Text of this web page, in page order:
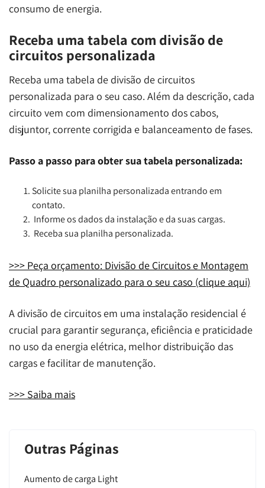
consumo de energia.
Receba uma tabela com divisão de
circuitos personalizada
Receba uma tabela de divisão de circuitos
personalizada para o seu caso. Além da descrição, cada
circuito vem com dimensionamento dos cabos,
disjuntor, corrente corrigida e balanceamento de fases.
Passo a passo para obter sua tabela personalizada:
Solicite sua planilha personalizada entrando em
contato.
Informe os dados da instalação e da suas cargas.
Receba sua planilha personalizada.
>>> Peça orçamento: Divisão de Circuitos e Montagem
de Quadro personalizado para o seu caso (clique aqui)
A divisão de circuitos em uma instalação residencial é
crucial para garantir segurança, eficiência e praticidade
no uso da energia elétrica, melhor distribuição das
cargas e facilitar de manutenção.
>>> Saiba mais
Outras Páginas
Aumento de carga Light